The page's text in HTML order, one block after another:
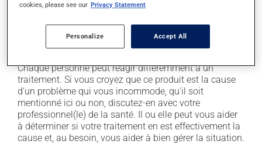
il peut donner des problèmes de digestion;
il peut causer des nausées et des vomissements.
Chaque personne peut réagir différemment à un
traitement. Si vous croyez que ce produit est la cause
d'un problème qui vous incommode, qu'il soit
mentionné ici ou non, discutez-en avec votre
professionnel(le) de la santé. Il ou elle peut vous aider
à déterminer si votre traitement en est effectivement la
cause et, au besoin, vous aider à bien gérer la situation.
cookies, please see our Privacy Statement
Personalize Accept All